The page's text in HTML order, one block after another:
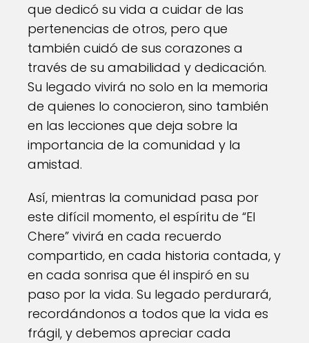
que dedicó su vida a cuidar de las
pertenencias de otros, pero que
también cuidó de sus corazones a
través de su amabilidad y dedicación.
Su legado vivirá no solo en la memoria
de quienes lo conocieron, sino también
en las lecciones que deja sobre la
importancia de la comunidad y la
amistad.
Así, mientras la comunidad pasa por
este difícil momento, el espíritu de “El
Chere” vivirá en cada recuerdo
compartido, en cada historia contada, y
en cada sonrisa que él inspiró en su
paso por la vida. Su legado perdurará,
recordándonos a todos que la vida es
frágil, y debemos apreciar cada